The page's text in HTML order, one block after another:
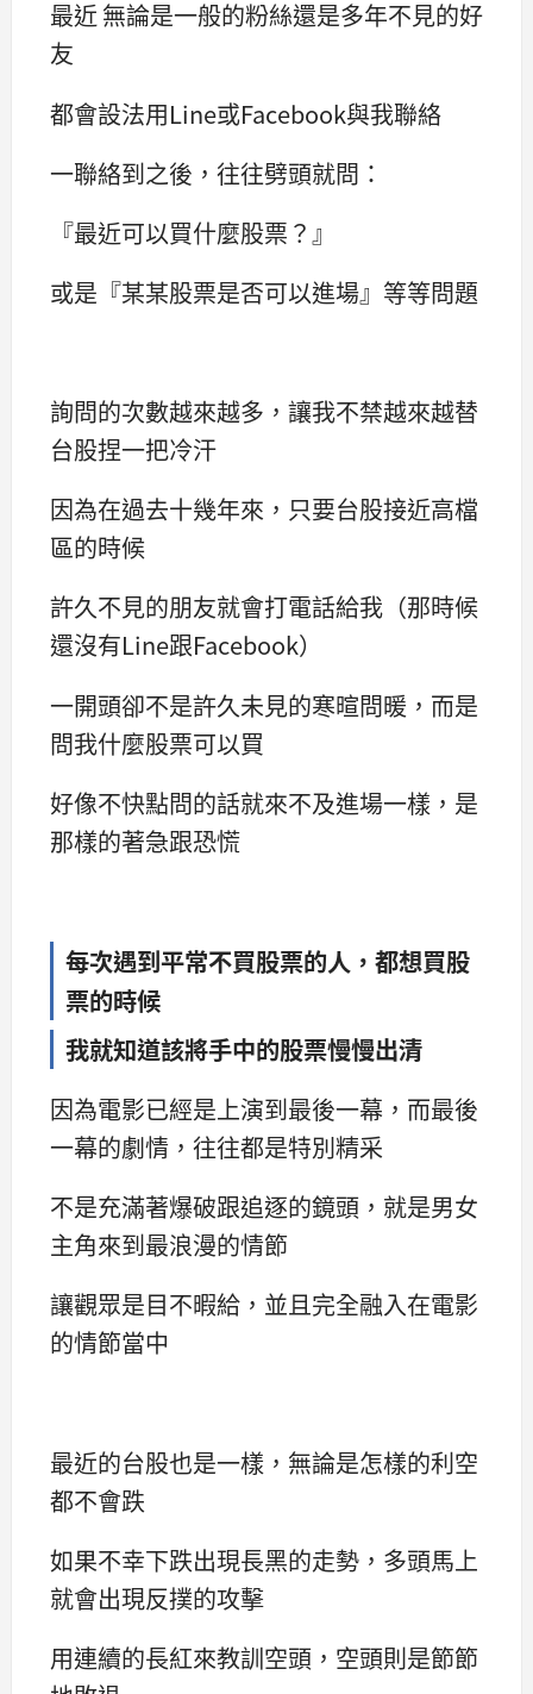
最近 無論是一般的粉絲還是多年不見的好
友
都會設法用Line或Facebook與我聯絡
一聯絡到之後，往往劈頭就問：
『最近可以買什麼股票？』
或是『某某股票是否可以進場』等等問題
詢問的次數越來越多，讓我不禁越來越替
台股捏一把冷汗
因為在過去十幾年來，只要台股接近高檔
區的時候
許久不見的朋友就會打電話給我（那時候
還沒有Line跟Facebook）
一開頭卻不是許久未見的寒暄問暖，而是
問我什麼股票可以買
好像不快點問的話就來不及進場一樣，是
那樣的著急跟恐慌
每次遇到平常不買股票的人，都想買股
票的時候
我就知道該將手中的股票慢慢出清
因為電影已經是上演到最後一幕，而最後
一幕的劇情，往往都是特別精采
不是充滿著爆破跟追逐的鏡頭，就是男女
主角來到最浪漫的情節
讓觀眾是目不暇給，並且完全融入在電影
的情節當中
最近的台股也是一樣，無論是怎樣的利空
都不會跌
如果不幸下跌出現長黑的走勢，多頭馬上
就會出現反撲的攻擊
用連續的長紅來教訓空頭，空頭則是節節